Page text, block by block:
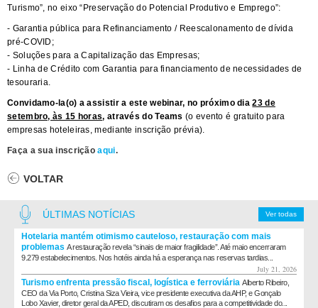
Turismo”, no eixo “Preservação do Potencial Produtivo e Emprego”:
- Garantia pública para Refinanciamento / Reescalonamento de dívida
pré-COVID;
- Soluções para a Capitalização das Empresas;
- Linha de Crédito com Garantia para financiamento de necessidades de
tesouraria.
Convidamo-la(o) a assistir a este webinar, no próximo dia23 de
setembro, às 15 horas, através do Teams (o evento é gratuito para
empresas hoteleiras, mediante inscrição prévia).
Faça a sua inscriçãoaqui.
VOLTAR
Ver todas
ÚLTIMAS NOTÍCIAS
Hotelaria mantém otimismo cauteloso, restauração com mais
problemas A restauração revela “sinais de maior fragilidade”. Até maio encerraram
9.279 estabelecimentos. Nos hotéis ainda há a esperança nas reservas tardias...
July 21, 2026
Turismo enfrenta pressão fiscal, logística e ferroviária Alberto Ribeiro,
CEO da Via Porto, Cristina Siza Vieira, vice presidente executiva da AHP, e Gonçalo
Lobo Xavier, diretor geral da APED, discutiram os desafios para a competitividade do...